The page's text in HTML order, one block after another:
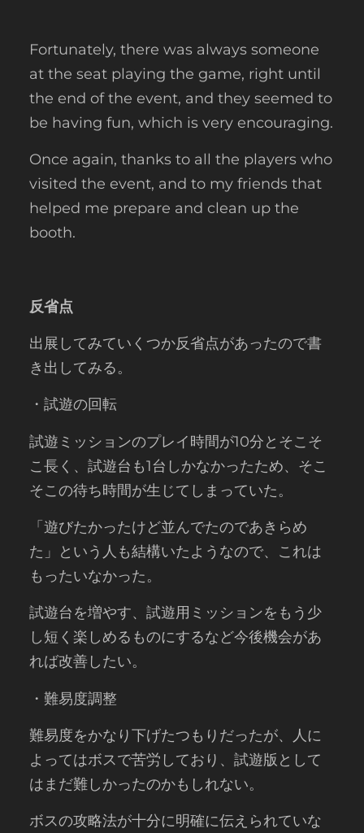
Fortunately, there was always someone
at the seat playing the game, right until
the end of the event, and they seemed to
be having fun, which is very encouraging.
Once again, thanks to all the players who
visited the event, and to my friends that
helped me prepare and clean up the
booth.
反省点
出展してみていくつか反省点があったので書
き出してみる。
・試遊の回転
試遊ミッションのプレイ時間が10分とそこそ
こ長く、試遊台も1台しかなかったため、そこ
そこの待ち時間が生じてしまっていた。
「遊びたかったけど並んでたのであきらめ
た」という人も結構いたようなので、これは
もったいなかった。
試遊台を増やす、試遊用ミッションをもう少
し短く楽しめるものにするなど今後機会があ
れば改善したい。
・難易度調整
難易度をかなり下げたつもりだったが、人に
よってはボスで苦労しており、試遊版として
はまだ難しかったのかもしれない。
ボスの攻略法が十分に明確に伝えられていな